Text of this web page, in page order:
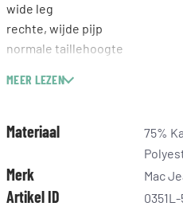
wide leg
rechte, wijde pijp
normale taillehoogte
comfortabel bij de billen en dijen
DREAM wonder light denim
hoogelastisch denim met modal
zeer lichte kwaliteit
bijzonder zachte touch
figuurvormend shaping-effect
MEER LEZEN
Materiaal
75%
Merk Mac
Artikel ID
0351L-